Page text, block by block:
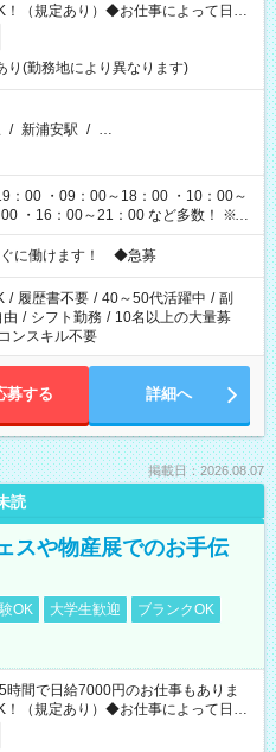
（規定あり）◆お仕事によって日給
り(勤務地により異なります)
/ 新浦安駅 / …
：00 ・09：00～18：00 ・10：00～
00～21：00 など多数！ ※お
ります
ぐに働けます！ ◆急募
/ 履歴書不要 / 40～50代活躍中 / 副
由 / シフト勤務 / 10名以上の大量募
ンスキル不要
募する 詳細へ
掲載日：2026.08.07
読
スや物産展でのお手伝
OK 大学生歓迎
ブランクOK
間で日給7000円のお仕事もありま
（規定あり）◆お仕事によって日給